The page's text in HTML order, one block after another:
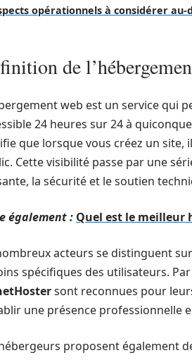
opérationnels à considérer
de
web est un service qui
24 heures sur 24 à
que lorsque vous créez un
Cette visibilité passe par une
la sécurité et le soutien
également : Quel est le meilleur
acteurs se distinguent
spécifiques des utilisateurs.
sont reconnues pour
une présence professionnelle
proposent également